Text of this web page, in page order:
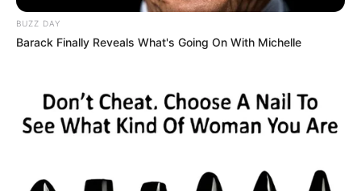
BUZZ DAY
Barack Finally Reveals What's Going On With Michelle